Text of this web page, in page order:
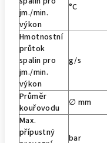
jm./min.
výkon
°C
Hmotnostní
průtok
spalin pro
jm./min.
výkon
g/s
Průměr
kouřovodu
∅ mm
Max.
přípustný
bar